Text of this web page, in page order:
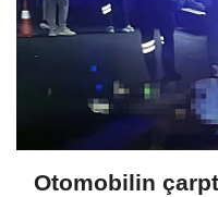
Otomobilin